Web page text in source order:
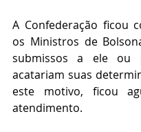
A Confederação ficou
os Ministros de
submissos a ele ou
acatariam suas
este motivo, ficou
atendimento.